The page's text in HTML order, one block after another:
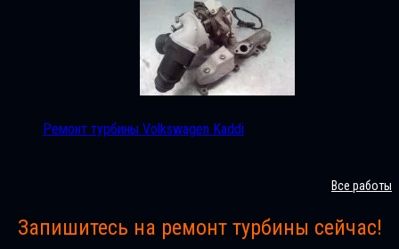
Ремонт турбины Volkswagen Kaddi
Все работы
Запишитесь на ремонт турбины сейчас!